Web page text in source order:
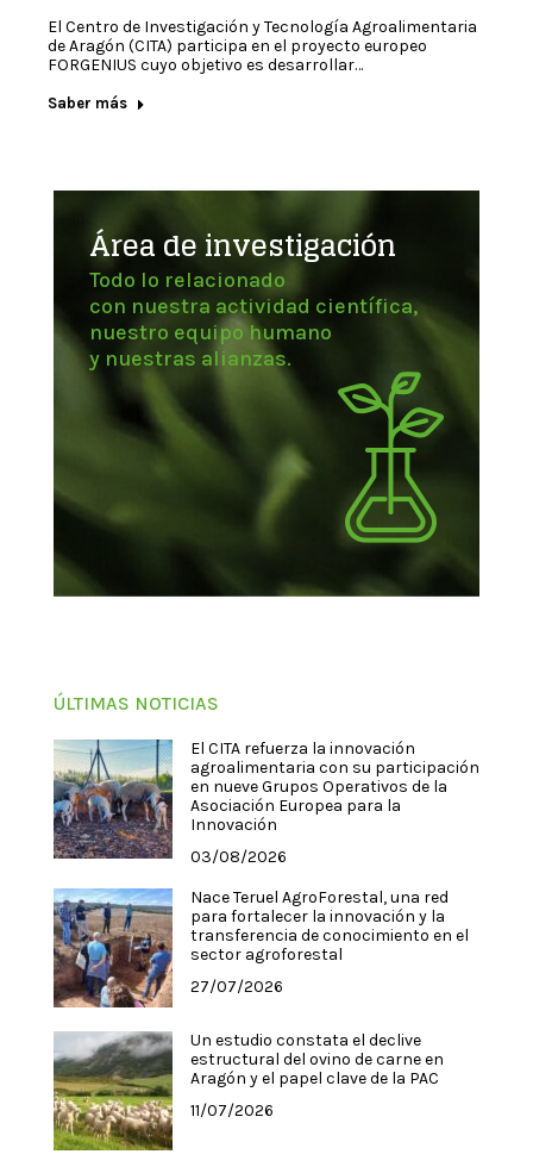
El Centro de Investigación y Tecnología Agroalimentaria
de Aragón (CITA) participa en el proyecto europeo
FORGENIUS cuyo objetivo es desarrollar…
Saber más
Área de investigación
Todo lo relacionado
con nuestra actividad científica,
nuestro equipo humano
y nuestras alianzas.
ÚLTIMAS NOTICIAS
El CITA refuerza la innovación
agroalimentaria con su participación
en nueve Grupos Operativos de la
Asociación Europea para la
Innovación
03/08/2026
Nace Teruel AgroForestal, una red
para fortalecer la innovación y la
transferencia de conocimiento en el
sector agroforestal
27/07/2026
Un estudio constata el declive
estructural del ovino de carne en
Aragón y el papel clave de la PAC
11/07/2026